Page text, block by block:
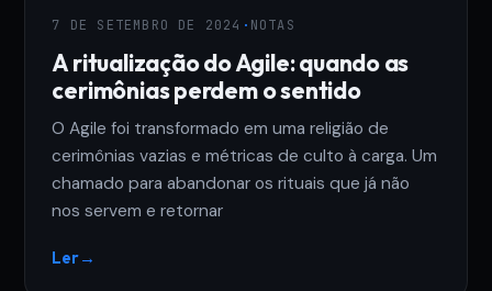
7 DE SETEMBRO DE 2024 · NOTAS
A ritualização do Agile: quando as
cerimônias perdem o sentido
O Agile foi transformado em uma religião de
cerimônias vazias e métricas de culto à carga. Um
chamado para abandonar os rituais que já não
nos servem e retornar
Ler→